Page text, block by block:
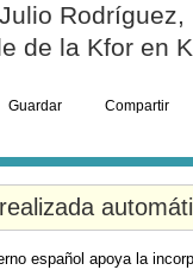
de la Kfor en
Guardar Compartir
español apoya la